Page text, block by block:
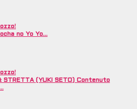
no Yo Yo…
STRETTA (YUKI SETO) Contenuto